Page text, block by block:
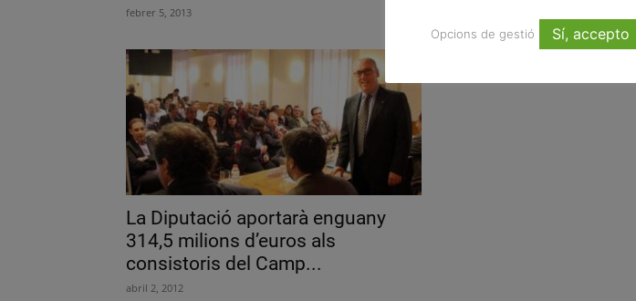
febrer 5, 2013
La Diputació aportarà enguany
314,5 milions d’euros als
consistoris del Camp...
abril 2, 2012
Opcions de gestió Sí, accepto